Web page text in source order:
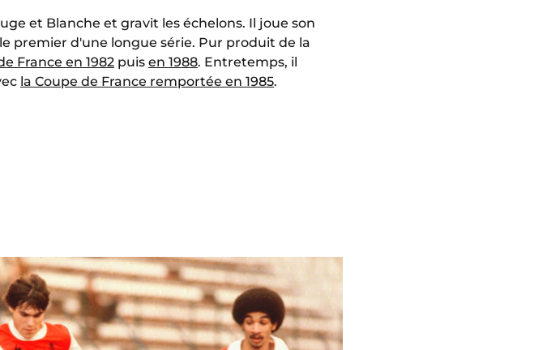
et Blanche et gravit les échelons. Il joue son
premier d'une longue série. Pur produit de la
France en 1982 puis en 1988. Entretemps, il
la Coupe de France remportée en 1985.